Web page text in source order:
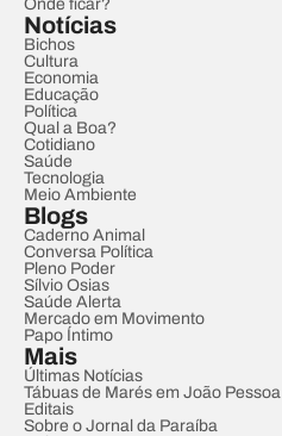
Onde ficar?
Notícias
Bichos
Cultura
Economia
Educação
Política
Qual a Boa?
Cotidiano
Saúde
Tecnologia
Meio Ambiente
Blogs
Caderno Animal
Conversa Política
Pleno Poder
Sílvio Osias
Saúde Alerta
Mercado em Movimento
Papo Íntimo
Mais
Últimas Notícias
Tábuas de Marés em João Pessoa
Editais
Sobre o Jornal da Paraíba